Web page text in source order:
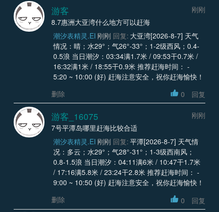
游客
刚刚
8.7惠洲大亚湾什么地方可以赶海
潮汐表精灵.EI 刚刚 回复: 大亚湾[2026-8-7] 天气
情况：晴；水29°；气26°-33°；1-2级西风；0.4-
0.5浪 当日潮汐：03:34满1.7米 / 09:53干0.7米 /
16:32满1米 / 18:55干0.9米 推荐赶海时间： -
5:20 ~ 10:00 (好) 赶海注意安全，祝你赶海愉快！
删除
0 回复
游客_16075
刚刚
7号平潭岛哪里赶海比较合适
潮汐表精灵.EI 刚刚 回复: 平潭[2026-8-7] 天气情
况：多云；水29°；气28°-31°；1-3级西南风；
0.8-1.5浪 当日潮汐：04:11满6米 / 10:47干1.7米
/ 17:16满5.8米 / 23:24干2.8米 推荐赶海时间： -
9:00 ~ 10:50 (好) 赶海注意安全，祝你赶海愉快！
删除
0 回复